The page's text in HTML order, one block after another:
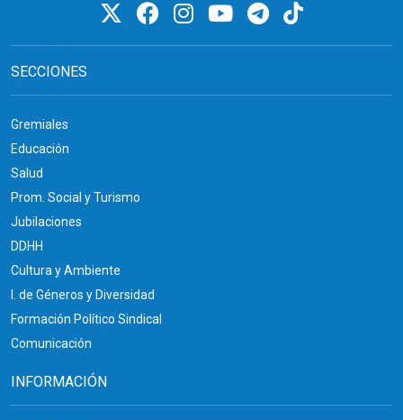
SECCIONES
Gremiales
Educación
Salud
Prom. Social y Turismo
Jubilaciones
DDHH
Cultura y Ambiente
I. de Géneros y Diversidad
Formación Político Sindical
Comunicación
INFORMACIÓN